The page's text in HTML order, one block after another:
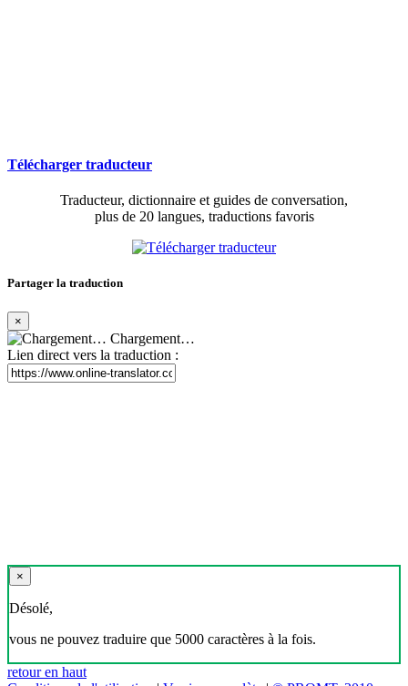
Télécharger traducteur
Traducteur, dictionnaire et guides de conversation,
plus de 20 langues, traductions favoris
Partager la traduction
×
Chargement…
Lien direct vers la traduction :
×
Désolé,
vous ne pouvez traduire que 5000 caractères à la fois.
retour en haut